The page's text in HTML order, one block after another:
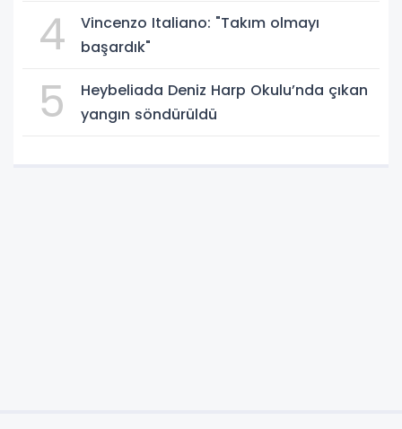
4
Vincenzo Italiano: "Takım olmayı
başardık"
5
Heybeliada Deniz Harp Okulu’nda çıkan
yangın söndürüldü